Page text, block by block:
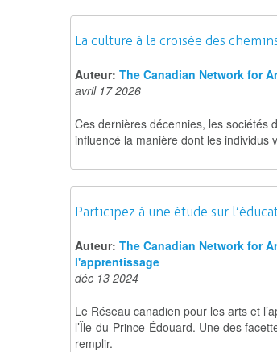
La culture à la croisée des
Auteur: The Canadian Network for
avril 17 2026
Ces dernières décennies, les sociétés
influencé la manière dont les individus
Participez à une étude sur
Auteur: The Canadian Network for
l'apprentissage
déc 13 2024
Le Réseau canadien pour les arts et
l’Île-du-Prince-Édouard. Une des
remplir.